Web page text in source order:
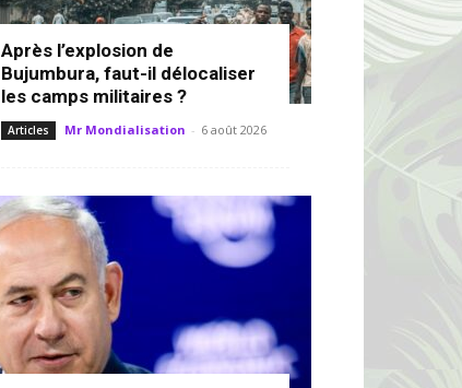
Après l’explosion de
Bujumbura, faut-il délocaliser
les camps militaires ?
Articles Mr Mondialisation - 6 août 2026